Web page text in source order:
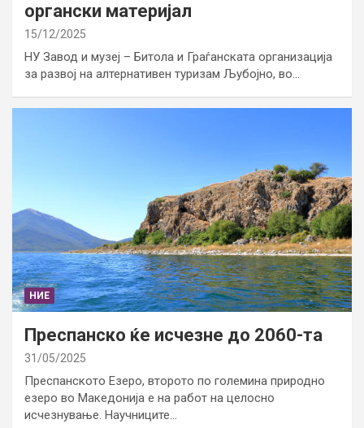
органски материјал
15/12/2025
НУ Завод и музеј – Битола и Граѓанската организација
за развој на алтернативен туризам Љубојно, во…
НИЕ
Преспанско ќе исчезне до 2060-та
31/05/2025
Преспанското Езеро, второто по големина природно
езеро во Македонија е на работ на целосно
исчезнување. Научниците…